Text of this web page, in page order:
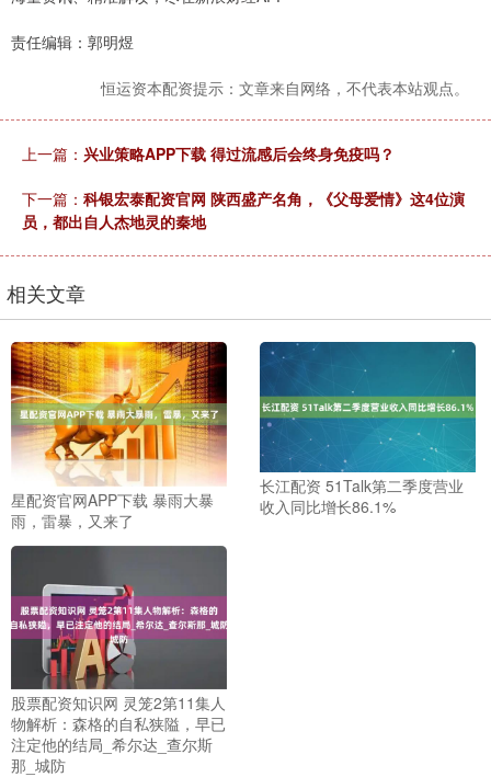
责任编辑：郭明煜
恒运资本配资提示：文章来自网络，不代表本站观点。
上一篇： 兴业策略APP下载 得过流感后会终身免疫吗？
下一篇： 科银宏泰配资官网 陕西盛产名角，《父母爱情》这4位演
员，都出自人杰地灵的秦地
相关文章
星配资官网APP下载 暴雨大暴
雨，雷暴，又来了
长江配资 51Talk第二季度营业
收入同比增长86.1%
股票配资知识网 灵笼2第11集人
物解析：森格的自私狭隘，早已
注定他的结局_希尔达_查尔斯
那_城防